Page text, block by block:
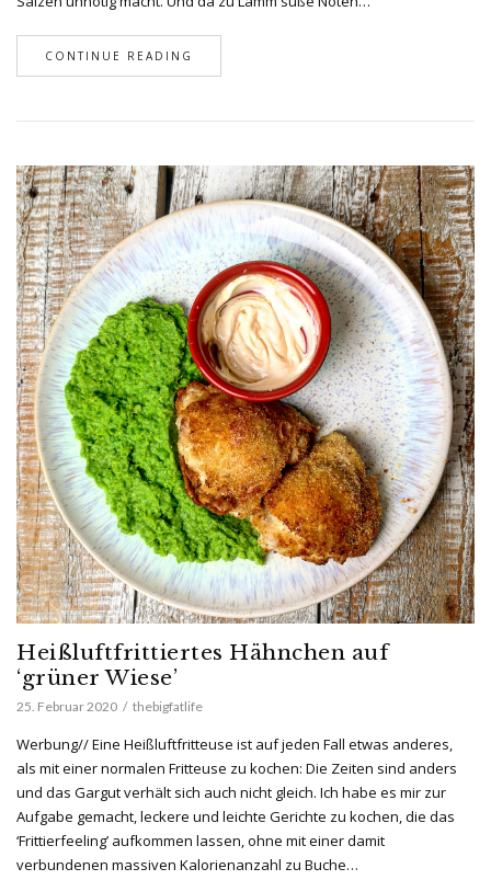
CONTINUE READING
Heißluftfrittiertes Hähnchen auf
‘grüner Wiese’
25. Februar 2020 thebigfatlife
Werbung// Eine Heißluftfritteuse ist auf jeden Fall etwas anderes,
als mit einer normalen Fritteuse zu kochen: Die Zeiten sind anders
und das Gargut verhält sich auch nicht gleich. Ich habe es mir zur
Aufgabe gemacht, leckere und leichte Gerichte zu kochen, die das
‘Frittierfeeling’ aufkommen lassen, ohne mit einer damit
verbundenen massiven Kalorienanzahl zu Buche…